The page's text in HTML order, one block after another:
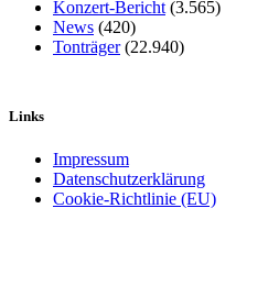
Konzert-Bericht (3.565)
News (420)
Tonträger(22.940)
Links
Impressum
Datenschutzerklärung
Cookie-Richtlinie (EU)